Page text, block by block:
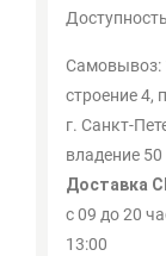
Самовывоз:
строение 4,
г. Санкт-
владение 50
Доставка
с 09 до 20
13:00